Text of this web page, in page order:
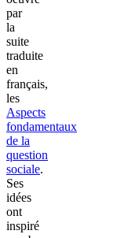
par
la
suite
traduite
en
français,
les
Aspects
fondamentaux
de la
question
sociale.
Ses
idées
ont
inspiré